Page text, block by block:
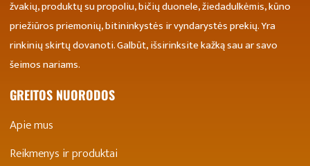
žvakių, produktų su propoliu, bičių duonele, žiedadulkėmis, kūno
priežiūros priemonių, bitininkystės ir vyndarystės prekių. Yra
rinkinių skirtų dovanoti. Galbūt, išsirinksite kažką sau ar savo
šeimos nariams.
GREITOS NUORODOS
Apie mus
Reikmenys ir produktai